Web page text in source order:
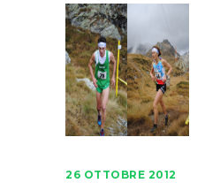
26 OTTOBRE 2012